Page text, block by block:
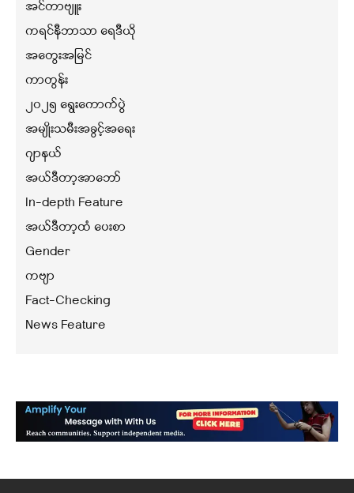
အင်တာဗျူး
ကရင်နီဘာသာ ရေဒီယို
အတွေးအမြင်
ကာတွန်း
၂၀၂၅ ရွေးကောက်ပွဲ
အမျိုးသမီးအခွင့်အရေး
ဂျာနယ်
အယ်ဒီတာ့အာဘော်
In-depth Feature
အယ်ဒီတာ့ထံ ပေးစာ
Gender
ကဗျာ
Fact-Checking
News Feature